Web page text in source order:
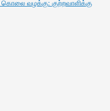
கொலை வழக்கு: குற்றவாளிக்கு